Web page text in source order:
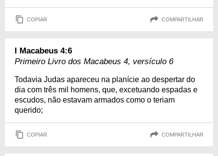
COPIAR COMPARTILHAR
I Macabeus 4:6
Primeiro Livro dos Macabeus 4, versículo 6
Todavia Judas apareceu na planície ao despertar do
dia com três mil homens, que, excetuando espadas e
escudos, não estavam armados como o teriam
querido;
COPIAR COMPARTILHAR